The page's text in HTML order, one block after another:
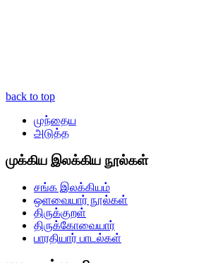
back to top
முந்தைய
அடுத்த
முக்கிய இலக்கிய நூல்கள்
சங்க இலக்கியம்
ஒளவையார் நூல்கள்
திருக்குறள்
திருக்கோவையார்
பாரதியார் பாடல்கள்